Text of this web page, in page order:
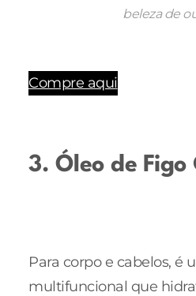
beleza de
Compre aqui
3. Óleo de Figo
Para corpo e cabelos, é
multifuncional que